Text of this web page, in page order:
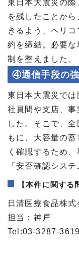
東日本大震災の
を残したことか
きるよう、ヘリ
約を締結。必要
制を整えました。
④通信手段の
東日本大震災では
社員間や支店、事
した。そこで、
もに、大容量の
く確認するため
「安否確認シス
【本件に関する
日清医療食品株
担当：神戸
Tel:03-3287-3619